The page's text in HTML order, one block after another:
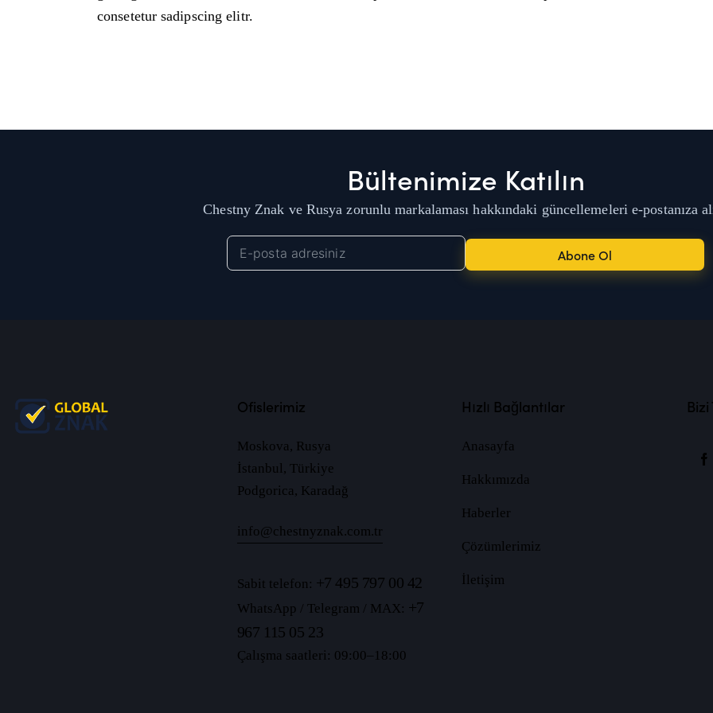
consetetur sadipscing elitr.
Bültenimize Katılın
Chestny Znak ve Rusya zorunlu markalaması hakkındaki güncellemeleri e-postanıza
Abone Ol
Ofislerimiz
Moskova, Rusya
İstanbul, Türkiye
Podgorica, Karadağ
info@chestnyznak.com.tr
Sabit telefon: +7 495 797 00 42
WhatsApp / Telegram / MAX: +7
967 115 05 23
Çalışma saatleri: 09:00–18:00
Hızlı Bağlantılar
Anasayfa
Hakkımızda
Haberler
Çözümlerimiz
İletişim